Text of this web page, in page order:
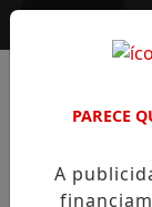
PARECE
A